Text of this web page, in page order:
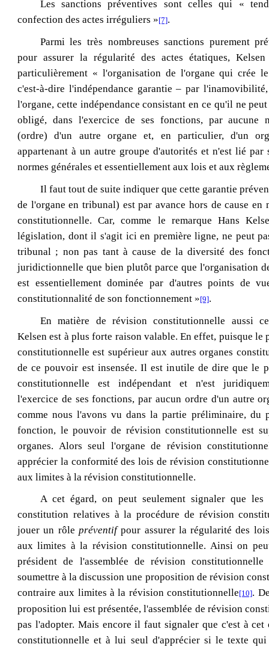
Les sanctions préventives sont celles qui «
confection des actes irréguliers »[7].
Parmi les très nombreuses sanctions purement
pour assurer la régularité des actes étatiques,
particulièrement « l'organisation de l'organe qui crée
c'est‑à‑dire l'indépendance garantie – par
l'organe, cette indépendance consistant en ce qu'il ne
obligé, dans l'exercice de ses fonctions, par aucune
(ordre) d'un autre organe et, en particulier, d'un
appartenant à un autre groupe d'autorités et n'est lié par
normes générales et essentiellement aux lois et aux
Il faut tout de suite indiquer que cette garantie
de l'organe en tribunal) est par avance hors de cause en
constitutionnelle. Car, comme le remarque Hans
législation, dont il s'agit ici en première ligne, ne peut
tribunal ; non pas tant à cause de la diversité des
juridictionnelle que bien plutôt parce que l'organisation
est essentiellement dominée par d'autres points de
constitutionnalité de son fonctionnement »[9].
En matière de révision constitutionnelle aussi
Kelsen est à plus forte raison valable. En effet, puisque le
constitutionnelle est supérieur aux autres organes
de ce pouvoir est insensée. Il est inutile de dire que le
constitutionnelle est indépendant et n'est
l'exercice de ses fonctions, par aucun ordre d'un autre
comme nous l'avons vu dans la partie préliminaire, du
fonction, le pouvoir de révision constitutionnelle est
organes. Alors seul l'organe de révision
apprécier la conformité des lois de révision
aux limites à la révision constitutionnelle.
A cet égard, on peut seulement signaler que les
constitution relatives à la procédure de révision
jouer un rôle préventifpour assurer la régularité des
aux limites à la révision constitutionnelle. Ainsi on
président de l'assemblée de révision
soumettre à la discussion une proposition de révision
contraire aux limites à la révision constitutionnelle[10].
proposition lui est présentée, l'assemblée de révision
pas l'adopter. Mais encore il faut signaler que c'est à cet
constitutionnelle et à lui seul d'apprécier si le texte